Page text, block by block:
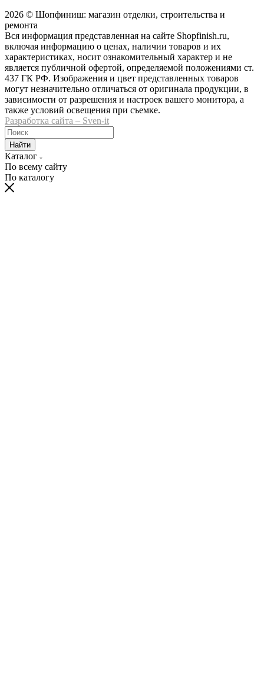
2026 © Шопфиниш: магазин отделки, строительства и
ремонта
Вся информация представленная на сайте Shopfinish.ru,
включая информацию о ценах, наличии товаров и их
характеристиках, носит ознакомительный характер и не
является публичной офертой, определяемой положениями ст.
437 ГК РФ. Изображения и цвет представленных товаров
могут незначительно отличаться от оригинала продукции, в
зависимости от разрешения и настроек вашего монитора, а
также условий освещения при съемке.
Разработка сайта – Sven-it
Найти
Каталог
По всему сайту
По каталогу